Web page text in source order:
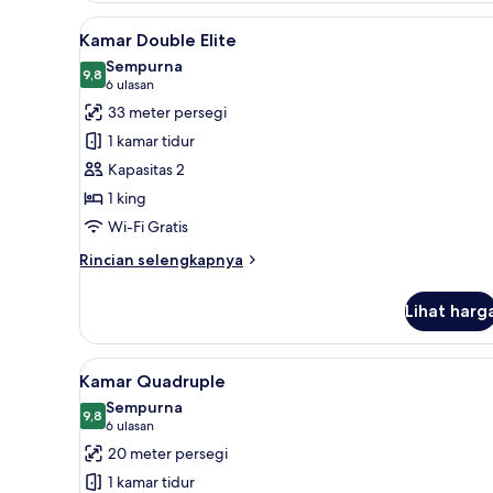
Quadruple
Standar
Lihat
semua
foto
untuk
Kamar
Double
Elite
Kamar Double Elite | Busa
4
Kamar Double Elite
9,89,8 dari 10
Sempurna
6 ulasan
(6
ulasan)
33 meter persegi
1 kamar tidur
Kapasitas 2
1 king
Wi-Fi Gratis
Rincian selengkapnya
Rincian
Kamar
Double
Elite
Lihat
Lihat
semua
foto
untuk
Kamar
Kamar Quadruple | Busa
4
Kamar Quadruple
9,89,8 dari 10
Sempurna
6 ulasan
(6
ulasan)
20 meter persegi
1 kamar tidur